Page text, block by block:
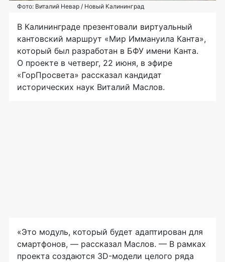
Фото: Виталий Невар / Новый Калининград
В Калининграде презентовали виртуальный
кантовский маршрут «Мир Иммануила Канта»,
который был разработан в БФУ имени Канта.
О проекте в четверг, 22 июня, в эфире
«ГорПросвета» рассказал кандидат
исторических наук Виталий Маслов.
«Это модуль, который будет адаптирован для
смартфонов, — рассказал Маслов. — В рамках
проекта создаются 3D-модели целого ряда